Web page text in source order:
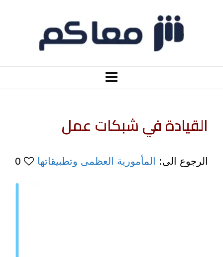
القيادة في شبكات عمل
الرجوع الى: المأمورية العظمى وتطبيقاتها 0